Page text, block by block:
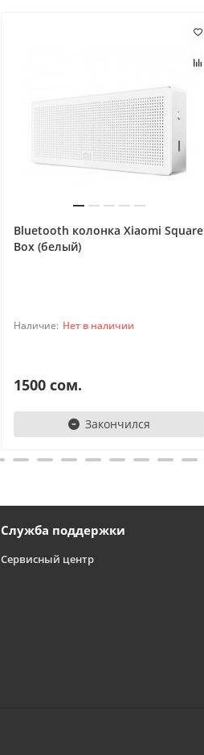
Bluetooth колонка Xiaomi Square
Box (белый)
Нет в наличии
1500 сом.
Закончился
Служба поддержки
Сервисный центр